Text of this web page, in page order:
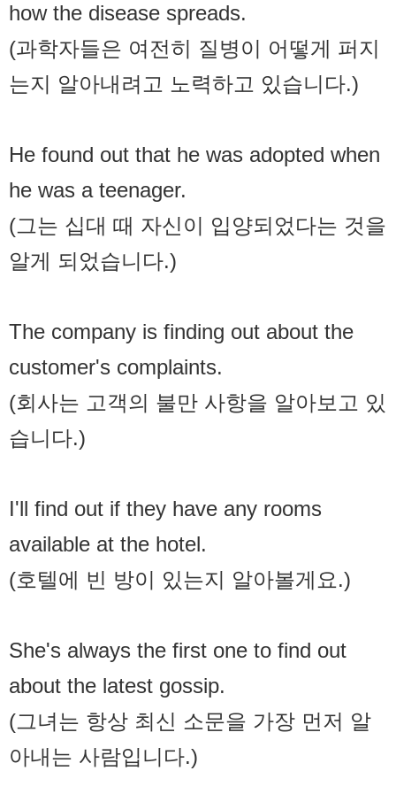
how the disease spreads.
(과학자들은 여전히 질병이 어떻게 퍼지
는지 알아내려고 노력하고 있습니다.)
He found out that he was adopted when
he was a teenager.
(그는 십대 때 자신이 입양되었다는 것을
알게 되었습니다.)
The company is finding out about the
customer's complaints.
(회사는 고객의 불만 사항을 알아보고 있
습니다.)
I'll find out if they have any rooms
available at the hotel.
(호텔에 빈 방이 있는지 알아볼게요.)
She's always the first one to find out
about the latest gossip.
(그녀는 항상 최신 소문을 가장 먼저 알
아내는 사람입니다.)